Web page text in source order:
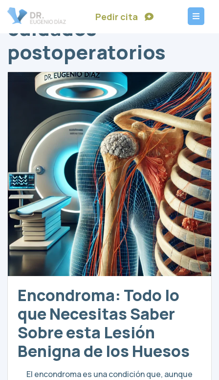
Pedir cita
cuidados
postoperatorios
Encondroma: Todo lo
que Necesitas Saber
Sobre esta Lesión
Benigna de los Huesos
El encondroma es una condición que, aunque